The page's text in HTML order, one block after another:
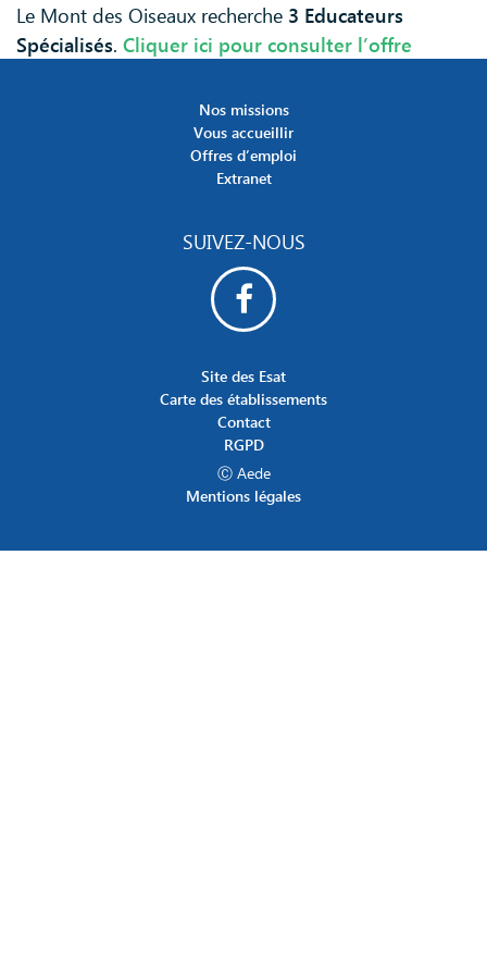
Le Mont des Oiseaux recherche 3 Educateurs
Spécialisés. Cliquer ici pour consulter l’offre
Nos missions
Vous accueillir
Offres d’emploi
Extranet
SUIVEZ-NOUS
Site des Esat
Carte des établissements
Contact
RGPD
Ⓒ Aede
Mentions légales